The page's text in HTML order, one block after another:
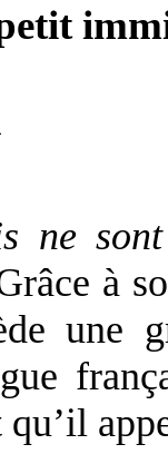
ne
à
une